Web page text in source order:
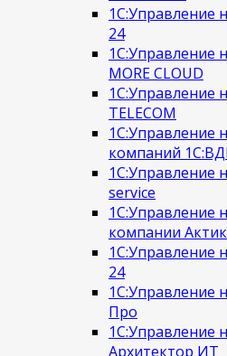
1С:Управление
24
1С:Управление
MORE CLOUD
1С:Управление
TELECOM
1С:Управление
компаний
1С:Управление
service
1С:Управление
компании
1С:Управление
24
1С:Управление
Про
1С:Управление
Архитектор ИТ